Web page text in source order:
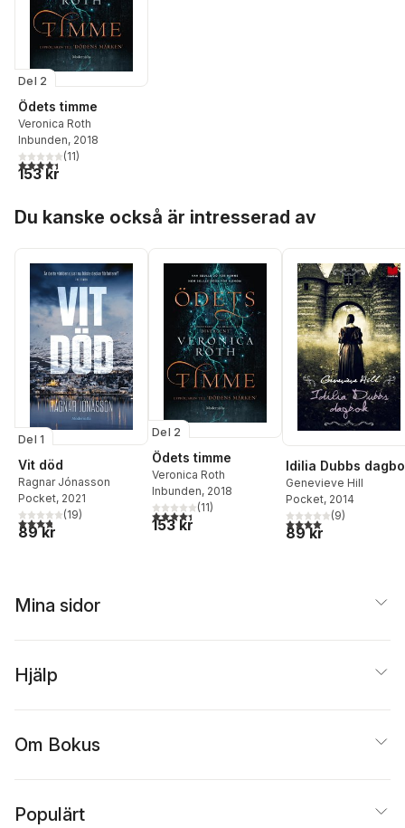
Del 2
Ödets timme
Veronica Roth
Inbunden, 2018
4,4utav 5 stjärnor. Totalt antal röster:
(11)
153 kr
Du kanske också är intresserad av
Del 1
Vit död
Ragnar Jónasson
Pocket, 2021
3,8utav 5 stjärnor. Totalt antal röster:
(19)
89 kr
Del 2
Ödets timme
Veronica Roth
Inbunden, 2018
4,4utav 5 stjärnor. Totalt antal röster:
(11)
153 kr
Idilia Dubbs
Genevieve Hill
Pocket, 2014
4,0utav 5 stjärnor.
(9)
89 kr
Mina sidor
Hjälp
Om Bokus
Populärt